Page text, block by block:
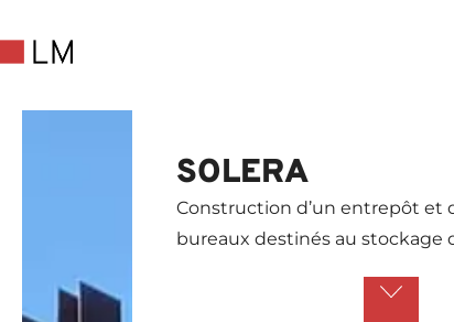
SOLERA
Construction d’un entrepôt et
bureaux destinés au stockage